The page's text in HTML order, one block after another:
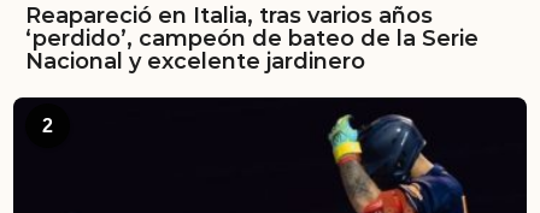
Reapareció en Italia, tras varios años
‘perdido’, campeón de bateo de la Serie
Nacional y excelente jardinero
2